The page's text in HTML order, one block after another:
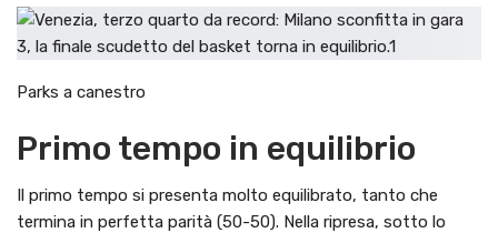
Parks a canestro
Primo tempo in equilibrio
Il primo tempo si presenta molto equilibrato, tanto che
termina in perfetta parità (50-50). Nella ripresa, sotto lo